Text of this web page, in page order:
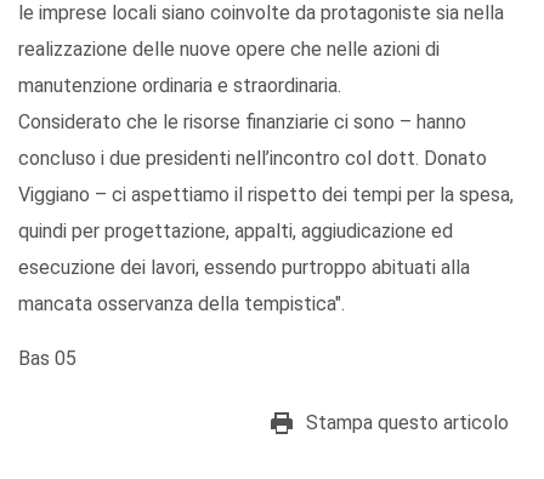
le imprese locali siano coinvolte da protagoniste sia nella
realizzazione delle nuove opere che nelle azioni di
manutenzione ordinaria e straordinaria.
Considerato che le risorse finanziarie ci sono – hanno
concluso i due presidenti nell’incontro col dott. Donato
Viggiano – ci aspettiamo il rispetto dei tempi per la spesa,
quindi per progettazione, appalti, aggiudicazione ed
esecuzione dei lavori, essendo purtroppo abituati alla
mancata osservanza della tempistica".
Bas 05
Stampa questo articolo